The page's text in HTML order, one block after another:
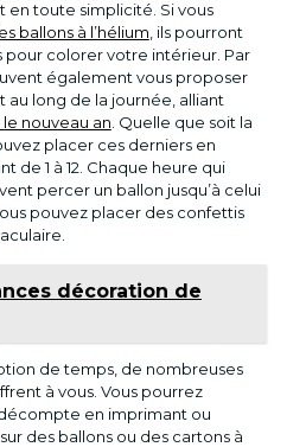
en toute simplicité. Si vous
ballons à l’hélium , ils pourront
pour colorer votre intérieur. Par
également vous proposer
long de la journée, alliant
nouveau an . Quelle que soit la
placer ces derniers en
de 1 à 12. Chaque heure qui
percer un ballon jusqu’à celui
pouvez placer des confettis
décoration de
de temps, de nombreuses
à vous. Vous pourrez
en imprimant ou
des ballons ou des cartons à